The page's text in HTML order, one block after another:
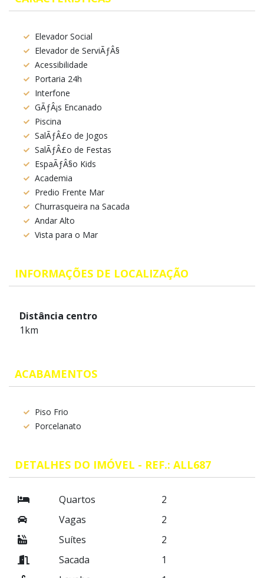
Elevador Social
Elevador de ServiÃƒÂ§
Acessibilidade
Portaria 24h
Interfone
GÃƒÂ¡s Encanado
Piscina
SalÃƒÂ£o de Jogos
SalÃƒÂ£o de Festas
EspaÃƒÂ§o Kids
Academia
Predio Frente Mar
Churrasqueira na Sacada
Andar Alto
Vista para o Mar
INFORMAÇÕES DE LOCALIZAÇÃO
Distância centro
1km
ACABAMENTOS
Piso Frio
Porcelanato
DETALHES DO IMÓVEL - REF.: ALL687
Quartos
2
Vagas
2
Suítes
2
Sacada
1